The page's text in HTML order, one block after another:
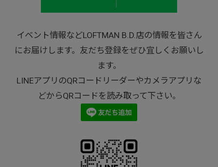
イベント情報などLOFTMAN B.D.店の情報を皆さん
にお届けします。友だち登録をぜひ宜しくお願いし
ます。
LINEアプリのQRコードリーダーやカメラアプリな
どからQRコードを読み取って下さい。